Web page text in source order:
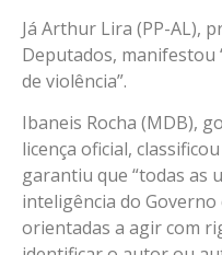
Já Arthur Lira (PP-AL),
Deputados,
de violência”.
Ibaneis Rocha (MDB),
licença oficial,
garantiu que “todas as
inteligência do
orientadas a agir com